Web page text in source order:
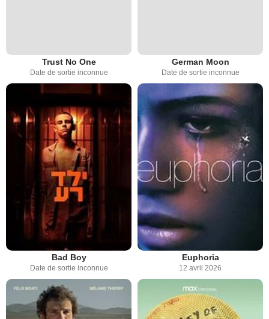
Trust No One
Date de sortie inconnue
German Moon
Date de sortie inconnue
Bad Boy
Date de sortie inconnue
Euphoria
12 avril 2026